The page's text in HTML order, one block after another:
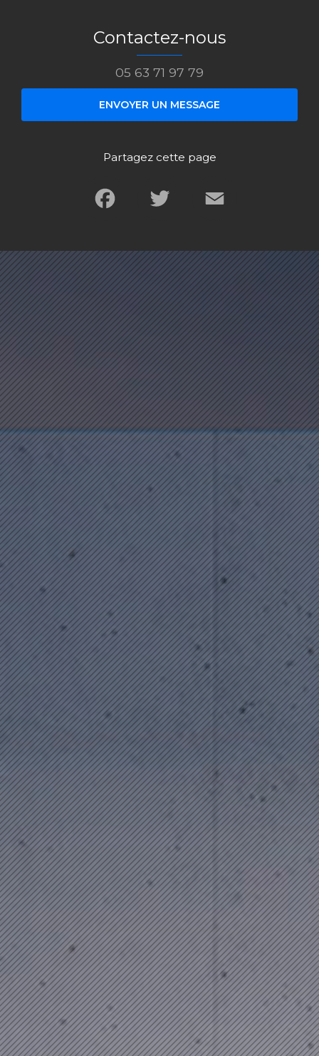
Contactez-nous
05 63 71 97 79
ENVOYER UN MESSAGE
Partagez cette page